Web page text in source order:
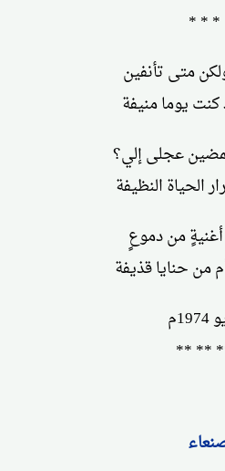
* * *
متى تأنفين
يوما منيفة
عجلى إلي؟
الحياة النظيفة
من دموعٍ
من حنايا قذيفة
** **